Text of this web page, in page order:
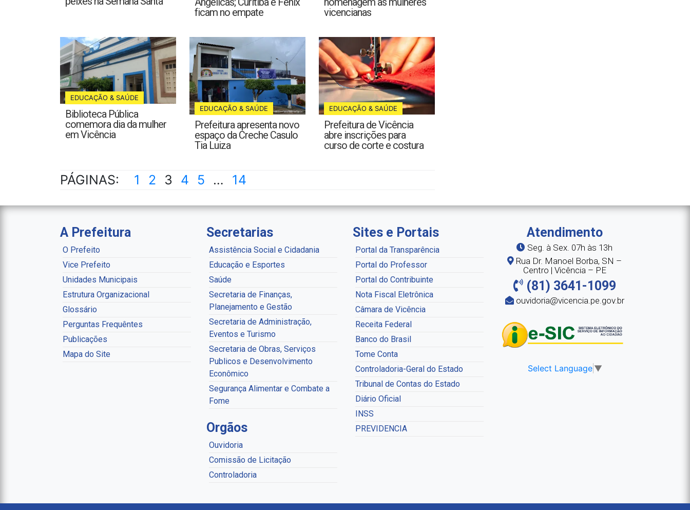
ficam no empate
vicencianas
EDUCAÇÃO & SAÚDE
Biblioteca Pública
comemora dia da mulher
em Vicência
EDUCAÇÃO & SAÚDE
Prefeitura apresenta novo
espaço da Creche Casulo
Tia Luiza
EDUCAÇÃO & SAÚDE
Prefeitura de Vicência
abre inscrições para
curso de corte e costura
PÁGINAS: 1 2 3 4 5 … 14
A Prefeitura
O Prefeito
Vice Prefeito
Unidades Municipais
Estrutura Organizacional
Glossário
Perguntas Frequêntes
Publicações
Mapa do Site
Secretarias
Assistência Social e Cidadania
Educação e Esportes
Saúde
Secretaria de Finanças,
Planejamento e Gestão
Secretaria de Administração,
Eventos e Turismo
Secretaria de Obras, Serviços
Publicos e Desenvolvimento
Econômico
Segurança Alimentar e Combate a
Fome
Orgãos
Ouvidoria
Comissão de Licitação
Controladoria
Sites e Portais
Portal da Transparência
Portal do Professor
Portal do Contribuinte
Nota Fiscal Eletrônica
Câmara de Vicência
Receita Federal
Banco do Brasil
Tome Conta
Controladoria-Geral do Estado
Tribunal de Contas do Estado
Diário Oficial
INSS
PREVIDENCIA
Atendimento
Seg. à Sex. 07h às 13h
Rua Dr. Manoel Borba, SN –
Centro | Vicência – PE
(81) 3641-1099
ouvidoria@vicencia.pe.gov.br
Select Language ▼